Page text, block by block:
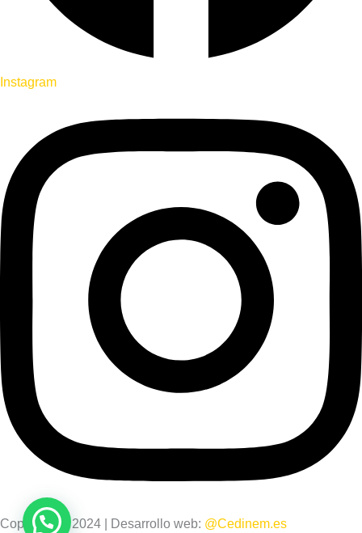
Instagram
Copyright © 2024 | Desarrollo web: @Cedinem.es